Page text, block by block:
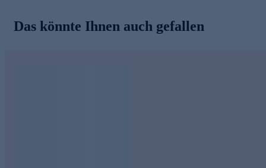
Das könnte Ihnen auch gefallen